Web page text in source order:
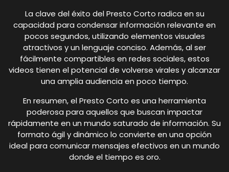
La clave del éxito del Presto Corto radica en su
capacidad para condensar información relevante en
pocos segundos, utilizando elementos visuales
atractivos y un lenguaje conciso. Además, al ser
fácilmente compartibles en redes sociales, estos
videos tienen el potencial de volverse virales y alcanzar
una amplia audiencia en poco tiempo.
En resumen, el Presto Corto es una herramienta
poderosa para aquellos que buscan impactar
rápidamente en un mundo saturado de información. Su
formato ágil y dinámico lo convierte en una opción
ideal para comunicar mensajes efectivos en un mundo
donde el tiempo es oro.